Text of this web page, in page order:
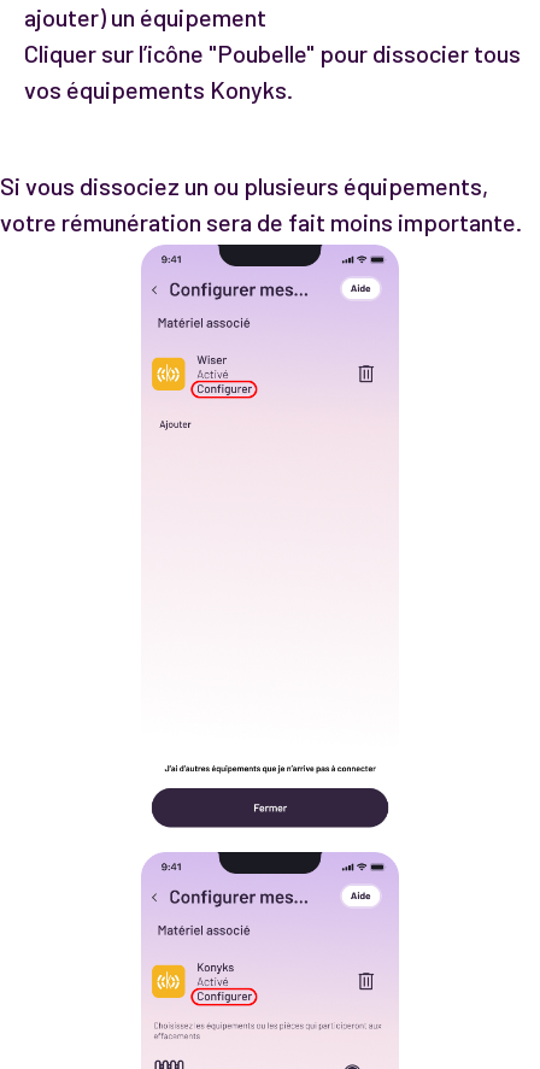
ajouter) un équipement
Cliquer sur l’icône "Poubelle" pour dissocier tous
vos équipements Konyks.
Si vous dissociez un ou plusieurs équipements,
votre rémunération sera de fait moins importante.